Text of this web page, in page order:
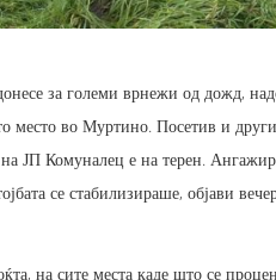
за големи врнежи од дожд,
место во Муртино. Посетив и
на ЈП Комуналец е на терен.
се стабилизираше, објави
на сите места каде што се